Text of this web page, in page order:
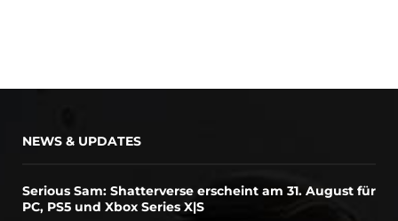
NEWS & UPDATES
Serious Sam: Shatterverse erscheint am 31. August für
PC, PS5 und Xbox Series X|S